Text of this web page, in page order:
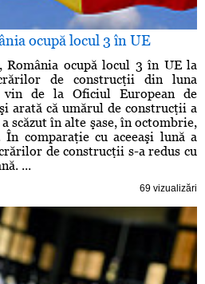
ocupă locul 3 în UE
România ocupă locul 3 în UE la
de construcţii din luna
vin de la Oficiul European de
arată că umărul de construcţii a
scăzut în alte şase, în octombrie,
comparaţie cu aceeaşi lună a
de construcţii s-a redus cu
...
69 vizualizări